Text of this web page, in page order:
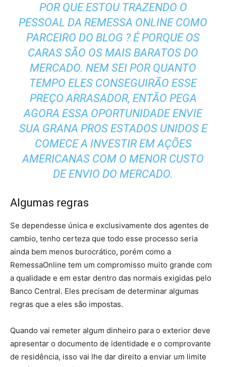
POR QUE ESTOU TRAZENDO O
PESSOAL DA REMESSA ONLINE COMO
PARCEIRO DO BLOG ? É PORQUE OS
CARAS SÃO OS MAIS BARATOS DO
MERCADO. NEM SEI POR QUANTO
TEMPO ELES CONSEGUIRÃO ESSE
PREÇO ARRASADOR, ENTÃO PEGA
AGORA ESSA OPORTUNIDADE ENVIE
SUA GRANA PROS ESTADOS UNIDOS E
COMECE A INVESTIR EM AÇÕES
AMERICANAS COM O MENOR CUSTO
DE ENVIO DO MERCADO.
Algumas regras
Se dependesse única e exclusivamente dos agentes de
cambio, tenho certeza que todo esse processo seria
ainda bem menos burocrático, porém como a
RemessaOnline tem um compromisso muito grande com
a qualidade e em estar dentro das normais exigidas pelo
Banco Central. Eles precisam de determinar algumas
regras que a eles são impostas.
Quando vai remeter algum dinheiro para o exterior deve
apresentar o documento de identidade e o comprovante
de residência, isso vai lhe dar direito a enviar um limite